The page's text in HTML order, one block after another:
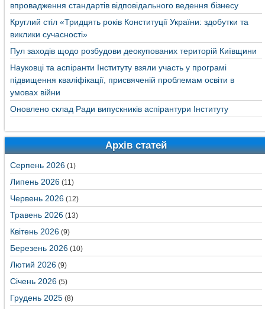
впровадження стандартів відповідального ведення бізнесу
Круглий стіл «Тридцять років Конституції України: здобутки та
виклики сучасності»
Пул заходів щодо розбудови деокупованих територій Київщини
Науковці та аспіранти Інституту взяли участь у програмі
підвищення кваліфікації, присвяченій проблемам освіти в
умовах війни
Оновлено склад Ради випускників аспірантури Інституту
Архів статей
Серпень 2026 (1)
Липень 2026 (11)
Червень 2026 (12)
Травень 2026 (13)
Квітень 2026 (9)
Березень 2026 (10)
Лютий 2026 (9)
Січень 2026 (5)
Грудень 2025 (8)